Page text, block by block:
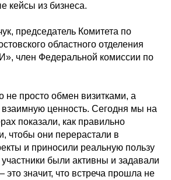
кейсы из бизнеса.
председатель Комитета по
областного отделения
Федеральной комиссии по
не просто обмен визитками, а
взаимную ценность. Сегодня мы на
показали, как правильно
чтобы они перерастали в
и приносили реальную пользу
участники были активны и задавали
значит, что встреча прошла не